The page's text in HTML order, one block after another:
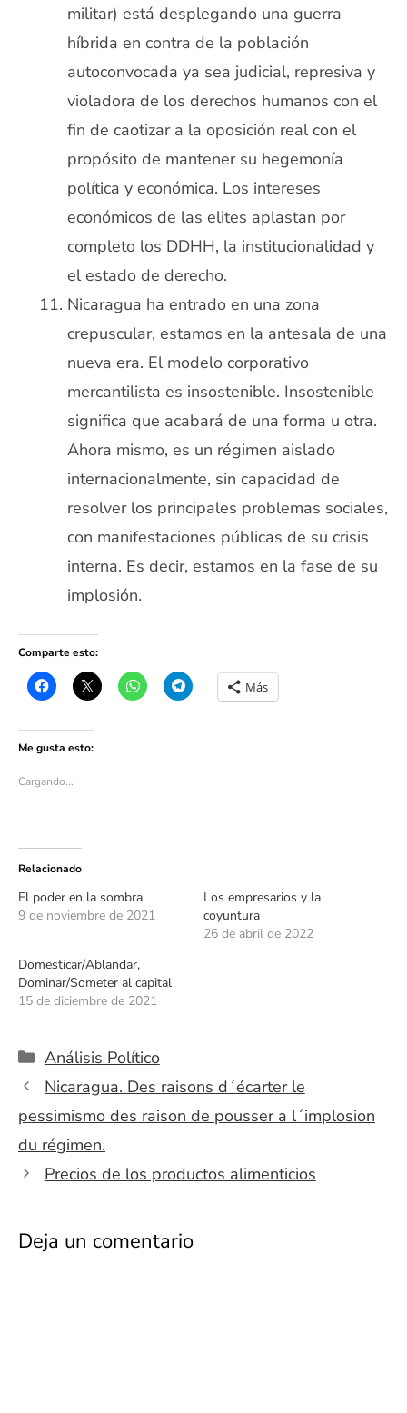
militar) está desplegando una guerra
híbrida en contra de la población
autoconvocada ya sea judicial, represiva y
violadora de los derechos humanos con el
fin de caotizar a la oposición real con el
propósito de mantener su hegemonía
política y económica. Los intereses
económicos de las elites aplastan por
completo los DDHH, la institucionalidad y
el estado de derecho.
Nicaragua ha entrado en una zona
crepuscular, estamos en la antesala de una
nueva era. El modelo corporativo
mercantilista es insostenible. Insostenible
significa que acabará de una forma u otra.
Ahora mismo, es un régimen aislado
internacionalmente, sin capacidad de
resolver los principales problemas sociales,
con manifestaciones públicas de su crisis
interna. Es decir, estamos en la fase de su
implosión.
Comparte esto:
Más
Me gusta esto:
Cargando...
Relacionado
El poder en la sombra
9 de noviembre de 2021
Los empresarios y la
coyuntura
26 de abril de 2022
Domesticar/Ablandar,
Dominar/Someter al capital
15 de diciembre de 2021
Categorías
Análisis Político
Nicaragua. Des raisons d´écarter le
pessimismo des raison de pousser a l´implosion
du régimen.
Precios de los productos alimenticios
Deja un comentario